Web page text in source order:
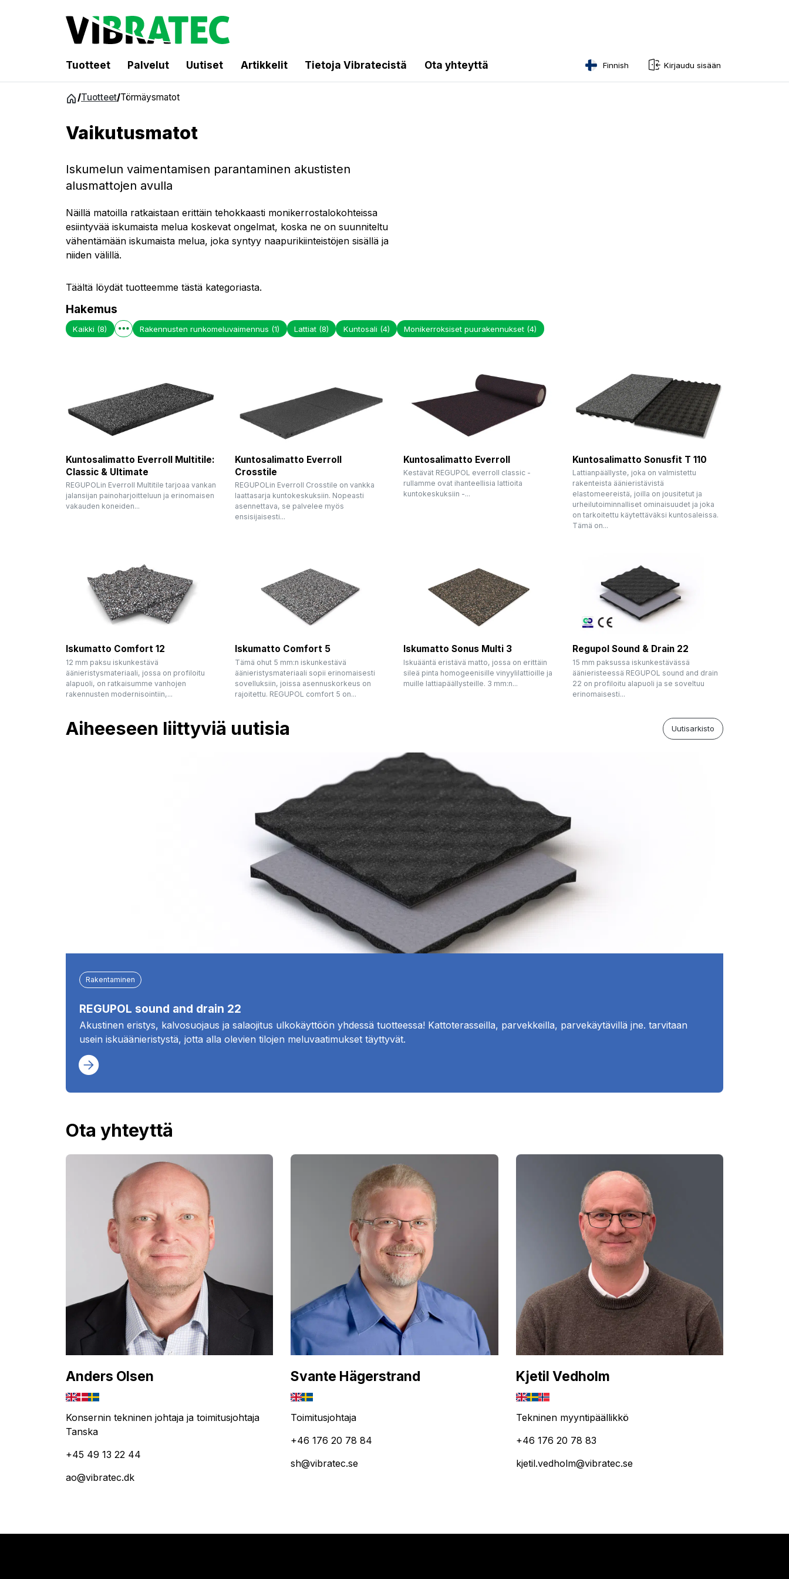
Tuotteet Palvelut Uutiset Artikkelit Tietoja Vibratecistä Ota yhteyttä Finnish Kirjaudu sisään
/Tuotteet/Törmäysmatot
Vaikutusmatot
Iskumelun vaimentamisen parantaminen akustisten
alusmattojen avulla
Näillä matoilla ratkaistaan erittäin tehokkaasti monikerrostalokohteissa
esiintyvää iskumaista melua koskevat ongelmat, koska ne on suunniteltu
vähentämään iskumaista melua, joka syntyy naapurikiinteistöjen sisällä ja
niiden välillä.
Täältä löydät tuotteemme tästä kategoriasta.
Hakemus
Kaikki (8) Rakennusten runkomeluvaimennus (1) Lattiat (8) Kuntosali (4) Monikerroksiset puurakennukset (4)
Kuntosalimatto Everroll Multitile:
Classic & Ultimate
REGUPOLin Everroll Multitile tarjoaa vankan
jalansijan painoharjoitteluun ja erinomaisen
vakauden koneiden...
Kuntosalimatto Everroll
Crosstile
REGUPOLin Everroll Crosstile on vankka
laattasarja kuntokeskuksiin. Nopeasti
asennettava, se palvelee myös
ensisijaisesti...
Kuntosalimatto Everroll
Kestävät REGUPOL everroll classic -
rullamme ovat ihanteellisia lattioita
kuntokeskuksiin -...
Kuntosalimatto Sonusfit T 110
Lattianpäällyste, joka on valmistettu
rakenteista äänieristävistä
elastomeereistä, joilla on jousitetut ja
urheilutoiminnalliset ominaisuudet ja joka
on tarkoitettu käytettäväksi kuntosaleissa.
Tämä on...
Iskumatto Comfort 12
12 mm paksu iskunkestävä
äänieristysmateriaali, jossa on profiloitu
alapuoli, on ratkaisumme vanhojen
rakennusten modernisointiin,...
Iskumatto Comfort 5
Tämä ohut 5 mm:n iskunkestävä
äänieristysmateriaali sopii erinomaisesti
sovelluksiin, joissa asennuskorkeus on
rajoitettu. REGUPOL comfort 5 on...
Iskumatto Sonus Multi 3
Iskuääntä eristävä matto, jossa on erittäin
sileä pinta homogeenisille vinyylilattioille ja
muille lattiapäällysteille. 3 mm:n...
Regupol Sound & Drain 22
15 mm paksussa iskunkestävässä
äänieristeessä REGUPOL sound and drain
22 on profiloitu alapuoli ja se soveltuu
erinomaisesti...
Aiheeseen liittyviä uutisia Uutisarkisto
Rakentaminen
REGUPOL sound and drain 22
Akustinen eristys, kalvosuojaus ja salaojitus ulkokäyttöön yhdessä tuotteessa! Kattoterasseilla, parvekkeilla, parvekäytävillä jne. tarvitaan
usein iskuäänieristystä, jotta alla olevien tilojen meluvaatimukset täyttyvät.
Ota yhteyttä
Anders Olsen
Konsernin tekninen johtaja ja toimitusjohtaja
Tanska
+45 49 13 22 44
ao@vibratec.dk
Svante Hägerstrand
Toimitusjohtaja
+46 176 20 78 84
sh@vibratec.se
Kjetil Vedholm
Tekninen myyntipäällikkö
+46 176 20 78 83
kjetil.vedholm@vibratec.se